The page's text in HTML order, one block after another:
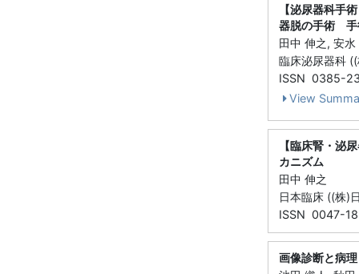
【泌尿器科手
器脱の手術 手
田中 伸之, 安
臨床泌尿器科
ISSN 0385-
View
【臨床腎・泌
カニズム
田中 伸之
日本臨床 ((株)
ISSN 0047-
画像診断と病